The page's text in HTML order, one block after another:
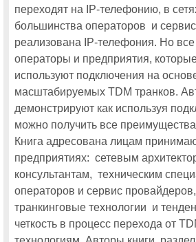
На московской Cisco Expo 2011 будут
совместной работы
конференцию Cisco Expo-2011 стали
Технологическая группа Cisco
обновленного портфеля на московской
Посетителей московской Cisco Expo-
размаху выставка инновационных
В программу московской Cisco Expo-
«Облачные вычисления»
Две бесплатные путевки на московскую
Компания RRC примет участие в
переходят на IP-телефонию, в
большинства операторов и
реализована IP-телефония. Но
операторы и предприятия,
используют подключения на
масштабируемых TDM транков.
демонстрируют как используя
можно получить все
Книга адресована лицам
предприятиях: сетевым
консультантам, техническим
операторов и сервис
транкинговые технологии и
четкость в процесс перехода от